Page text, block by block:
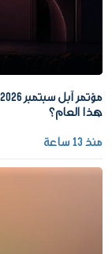
هذا العام؟
منذ 13 ساعة